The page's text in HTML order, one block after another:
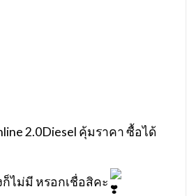
2.0Diesel คุ้มราคา ซื้อได้
ก็ไม่มี หรอกเชื่อสิคะ